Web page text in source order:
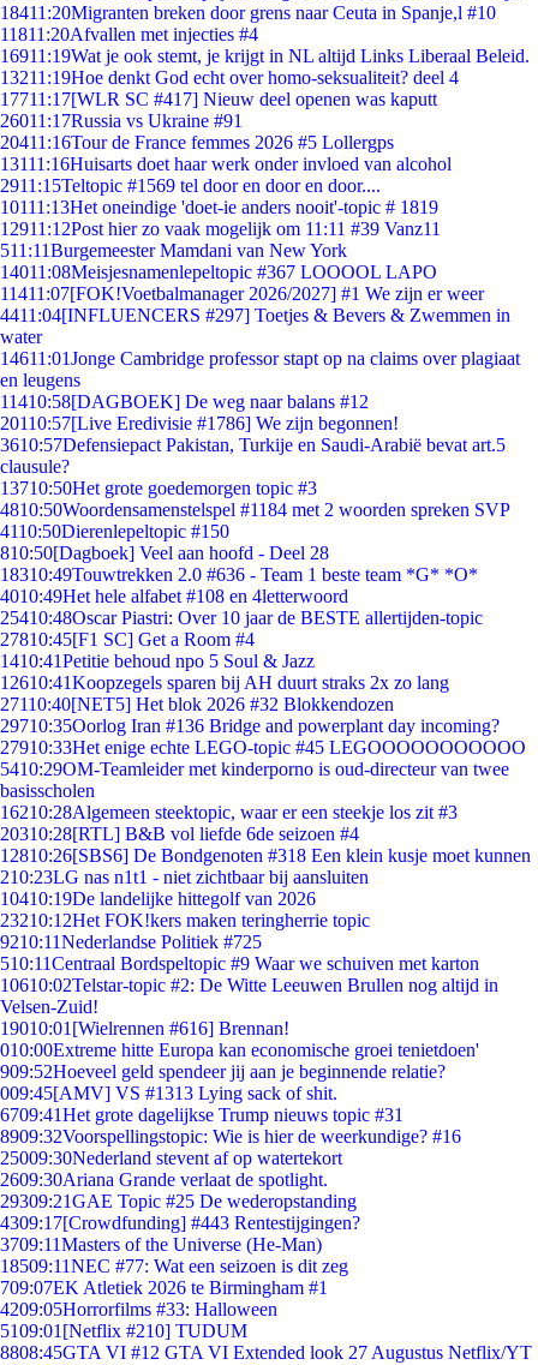
18411:20Migranten breken door grens naar Ceuta in Spanje,l #10
11811:20Afvallen met injecties #4
16911:19Wat je ook stemt, je krijgt in NL altijd Links Liberaal Beleid.
13211:19Hoe denkt God echt over homo-seksualiteit? deel 4
17711:17[WLR SC #417] Nieuw deel openen was kaputt
26011:17Russia vs Ukraine #91
20411:16Tour de France femmes 2026 #5 Lollergps
13111:16Huisarts doet haar werk onder invloed van alcohol
2911:15Teltopic #1569 tel door en door en door....
10111:13Het oneindige 'doet-ie anders nooit'-topic # 1819
12911:12Post hier zo vaak mogelijk om 11:11 #39 Vanz11
511:11Burgemeester Mamdani van New York
14011:08Meisjesnamenlepeltopic #367 LOOOOL LAPO
11411:07[FOK!Voetbalmanager 2026/2027] #1 We zijn er weer
4411:04[INFLUENCERS #297] Toetjes & Bevers & Zwemmen in
water
14611:01Jonge Cambridge professor stapt op na claims over plagiaat
en leugens
11410:58[DAGBOEK] De weg naar balans #12
20110:57[Live Eredivisie #1786] We zijn begonnen!
3610:57Defensiepact Pakistan, Turkije en Saudi-Arabië bevat art.5
clausule?
13710:50Het grote goedemorgen topic #3
4810:50Woordensamenstelspel #1184 met 2 woorden spreken SVP
4110:50Dierenlepeltopic #150
810:50[Dagboek] Veel aan hoofd - Deel 28
18310:49Touwtrekken 2.0 #636 - Team 1 beste team *G* *O*
4010:49Het hele alfabet #108 en 4letterwoord
25410:48Oscar Piastri: Over 10 jaar de BESTE allertijden-topic
27810:45[F1 SC] Get a Room #4
1410:41Petitie behoud npo 5 Soul & Jazz
12610:41Koopzegels sparen bij AH duurt straks 2x zo lang
27110:40[NET5] Het blok 2026 #32 Blokkendozen
29710:35Oorlog Iran #136 Bridge and powerplant day incoming?
27910:33Het enige echte LEGO-topic #45 LEGOOOOOOOOOOO
5410:29OM-Teamleider met kinderporno is oud-directeur van twee
basisscholen
16210:28Algemeen steektopic, waar er een steekje los zit #3
20310:28[RTL] B&B vol liefde 6de seizoen #4
12810:26[SBS6] De Bondgenoten #318 Een klein kusje moet kunnen
210:23LG nas n1t1 - niet zichtbaar bij aansluiten
10410:19De landelijke hittegolf van 2026
23210:12Het FOK!kers maken teringherrie topic
9210:11Nederlandse Politiek #725
510:11Centraal Bordspeltopic #9 Waar we schuiven met karton
10610:02Telstar-topic #2: De Witte Leeuwen Brullen nog altijd in
Velsen-Zuid!
19010:01 [Wielrennen #616] Brennan!
010:00Extreme hitte Europa kan economische groei tenietdoen'
909:52Hoeveel geld spendeer jij aan je beginnende relatie?
009:45[AMV] VS #1313 Lying sack of shit.
6709:41Het grote dagelijkse Trump nieuws topic #31
8909:32Voorspellingstopic: Wie is hier de weerkundige? #16
25009:30Nederland stevent af op watertekort
2609:30Ariana Grande verlaat de spotlight.
29309:21GAE Topic #25 De wederopstanding
4309:17[Crowdfunding] #443 Rentestijgingen?
3709:11Masters of the Universe (He-Man)
18509:11NEC #77: Wat een seizoen is dit zeg
709:07EK Atletiek 2026 te Birmingham #1
4209:05Horrorfilms #33: Halloween
5109:01 [Netflix #210] TUDUM
8808:45GTA VI #12 GTA VI Extended look 27 Augustus Netflix/YT